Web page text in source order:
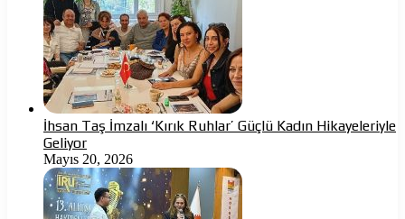
İhsan Taş İmzalı ‘Kırık Ruhlar’ Güçlü Kadın Hikayeleriyle
Geliyor
Mayıs 20, 2026